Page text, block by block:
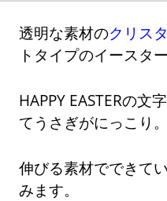
透明な素材のクリス
トタイプのイースタ
HAPPY EASTERの文
てうさぎがにっこり。
伸びる素材でできて
みます。